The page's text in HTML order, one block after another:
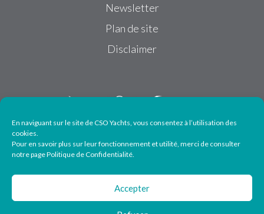
En naviguant sur le site de CSO Yachts, vous consentez à l’utilisation des
cookies.
Pour en savoir plus sur leur fonctionnement et utilité, merci de consulter
notre page Politique de Confidentialité.
Accepter
Newsletter
Plan de site
Disclaimer
Suivez-nous